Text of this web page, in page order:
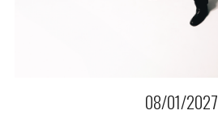
08/01/2027